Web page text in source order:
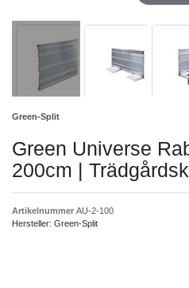
Green-Split
Green Universe
200cm |
Artikelnummer AU-2-100
Hersteller: Green-Split